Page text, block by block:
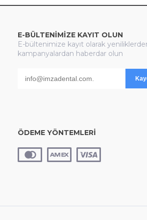
E-BÜLTENİMİZE KAYIT OLUN
E-bültenimize kayıt olarak
kampanyalardan haberdar olun
ÖDEME YÖNTEMLERİ